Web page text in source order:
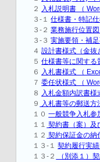
２ 入札説明書 （
３-１仕様書・特記
３-２業務施行位置
３-３実施要領・補
４設計書様式（金抜
５仕様書等に関する
６ 入札書様式 （
７委任状様式 （
８ 入札金額内訳書
９ 入札書等の郵送
１０一般競争入札参
１１ 契約書（案）及
１２ 契約保証金の納
１３-１契約履行実
１３-２
（別添１）